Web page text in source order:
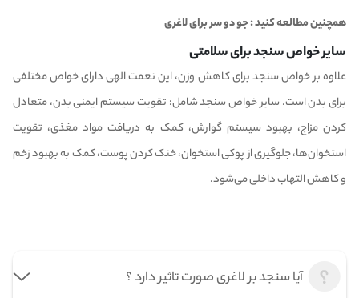
همچنین مطالعه کنید :جو دو سر برای لاغری
سایر خواص سنجد برای سلامتی
علاوه بر خواص سنجد برای کاهش وزن، این نعمت الهی دارای خواص مختلفی
برای بدن است. سایر خواص سنجد شامل: تقویت سیستم ایمنی بدن، متعادل
کردن مزاج، بهبود سیستم گوارش، کمک به دریافت مواد مغذی، تقویت
استخوان‌ها، جلوگیری از پوکی استخوان، خنک کردن پوست، کمک به بهبود زخم
و کاهش التهاب داخلی می‌شود.
آیا سنجد بر لاغری صورت تاثیر دارد ؟